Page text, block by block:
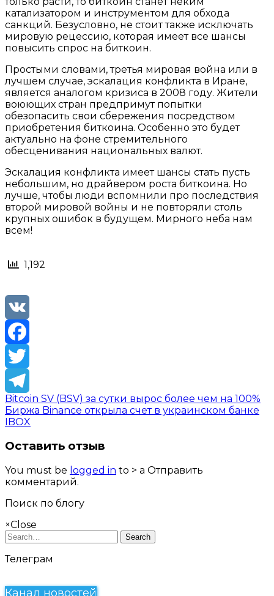
катализатором и инструментом для обхода
санкций. Безусловно, не стоит также исключать
мировую рецессию, которая имеет все шансы
повысить спрос на биткоин.
Простыми словами, третья мировая война или в
лучшем случае, эскалация конфликта в Иране,
является аналогом кризиса в 2008 году. Жители
воюющих стран предпримут попытки
обезопасить свои сбережения посредством
приобретения биткоина. Особенно это будет
актуально на фоне стремительного
обесценивания национальных валют.
Эскалация конфликта имеет шансы стать пусть
небольшим, но драйвером роста биткоина. Но
лучше, чтобы люди вспомнили про последствия
второй мировой войны и не повторяли столь
крупных ошибок в будущем. Мирного неба нам
всем!
1,192
VK
Facebook
Twitter
Telegram
Bitcoin SV (BSV) за сутки вырос более чем на 100%
Биржа Binance открыла счет в украинском банке
IBOX
Оставить отзыв
You must be logged in to > a Отправить
комментарий.
Поиск по блогу
×Close
Search
Телеграм
Канал новостей